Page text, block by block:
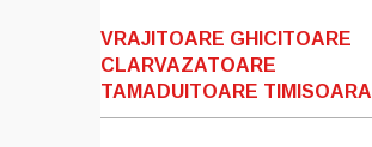
VRAJITOARE GHICITOARE
CLARVAZATOARE
TAMADUITOARE TIMISOARA